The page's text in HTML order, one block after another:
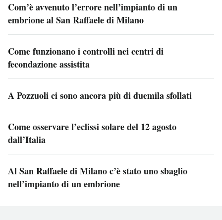
Com’è avvenuto l’errore nell’impianto di un
embrione al San Raffaele di Milano
Come funzionano i controlli nei centri di
fecondazione assistita
A Pozzuoli ci sono ancora più di duemila sfollati
Come osservare l’eclissi solare del 12 agosto
dall’Italia
Al San Raffaele di Milano c’è stato uno sbaglio
nell’impianto di un embrione